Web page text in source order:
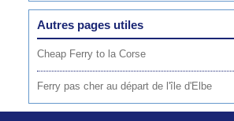
Autres pages utiles
Cheap Ferry to la Corse
Ferry pas cher au départ de l'île d'Elbe